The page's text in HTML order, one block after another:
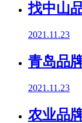
找中山
2021.11.23
青岛品
2021.11.23
农业品